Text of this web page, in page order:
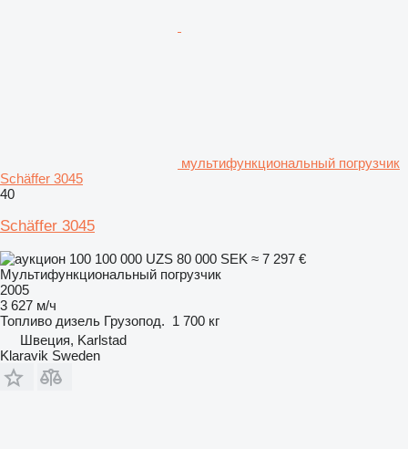
мультифункциональный погрузчик
Schäffer 3045
40
Schäffer 3045
100 100 000 UZS 80 000 SEK ≈ 7 297 €
Мультифункциональный погрузчик
2005
3 627 м/ч
Топливо дизель Грузопод. 1 700 кг
Швеция, Karlstad
Klaravik Sweden